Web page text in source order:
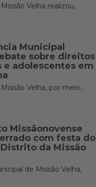
Velha realizou,
Municipal
sobre direitos
e adolescentes em
Velha, por meio...
Missãonovense
com festa do
da Missão
de Missão Velha,